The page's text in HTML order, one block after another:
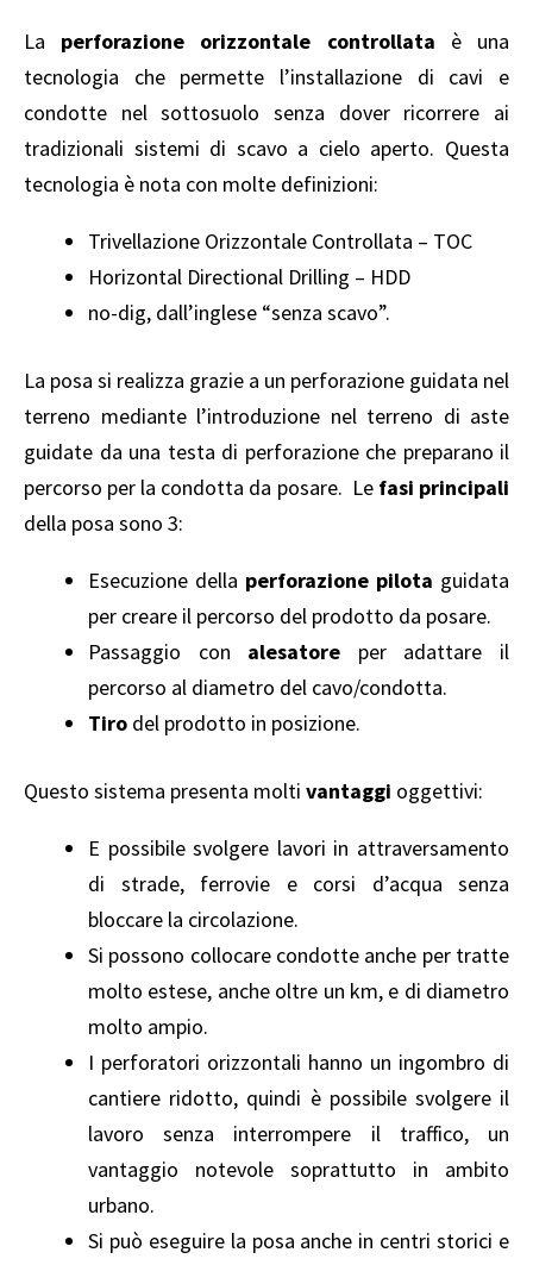
La perforazione orizzontale controllata è una
tecnologia che permette l’installazione di cavi e
condotte nel sottosuolo senza dover ricorrere ai
tradizionali sistemi di scavo a cielo aperto. Questa
tecnologia è nota con molte definizioni:
Trivellazione Orizzontale Controllata – TOC
Horizontal Directional Drilling – HDD
no-dig, dall’inglese “senza scavo”.
La posa si realizza grazie a un perforazione guidata nel
terreno mediante l’introduzione nel terreno di aste
guidate da una testa di perforazione che preparano il
percorso per la condotta da posare. Le fasi principali
della posa sono 3:
Esecuzione della perforazione pilota guidata
per creare il percorso del prodotto da posare.
Passaggio con alesatore per adattare il
percorso al diametro del cavo/condotta.
Tiro del prodotto in posizione.
Questo sistema presenta molti vantaggi oggettivi:
E possibile svolgere lavori in attraversamento
di strade, ferrovie e corsi d’acqua senza
bloccare la circolazione.
Si possono collocare condotte anche per tratte
molto estese, anche oltre un km, e di diametro
molto ampio.
I perforatori orizzontali hanno un ingombro di
cantiere ridotto, quindi è possibile svolgere il
lavoro senza interrompere il traffico, un
vantaggio notevole soprattutto in ambito
urbano.
Si può eseguire la posa anche in centri storici e